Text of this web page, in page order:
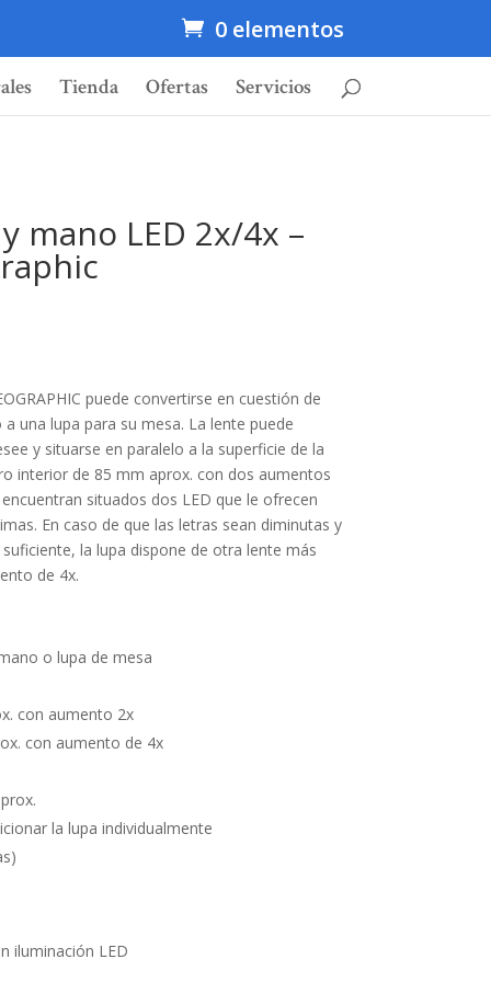
0 elementos
Tienda Ofertas Servicios
mano LED 2x/4x –
puede convertirse en cuestión de
una lupa para su mesa. La lente puede
y situarse en paralelo a la superficie de la
interior de 85 mm aprox. con dos aumentos
situados dos LED que le ofrecen
En caso de que las letras sean diminutas y
la lupa dispone de otra lente más
de 4x.
o lupa de mesa
con aumento 2x
con aumento de 4x
la lupa individualmente
iluminación LED